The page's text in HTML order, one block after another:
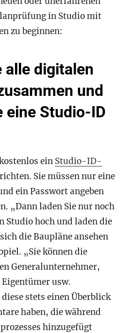
in Studio mit
zu beginnen:
alle digitalen
und
eine Studio-ID
ein Studio-ID-
Sie müssen nur eine
ein Passwort angeben
„Dann laden Sie nur noch
Studio hoch und laden die
die Baupläne ansehen
„Sie können die
Generalunternehmer,
usw.
stets einen Überblick
haben, die während
hinzugefügt